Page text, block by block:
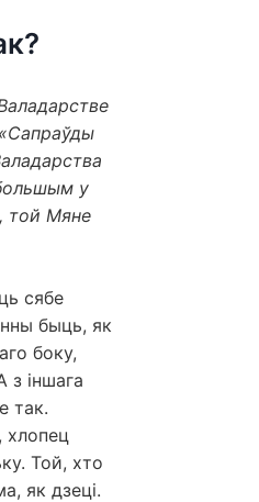
у
той Мяне
сябе
быць, як
боку,
з іншага
так.
хлопец
Той, хто
як дзеці.